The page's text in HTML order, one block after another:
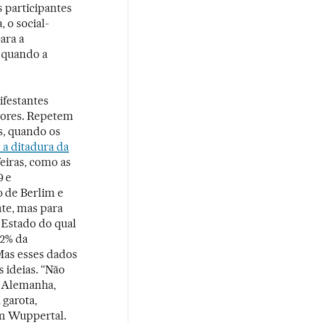
participantes
o social-
a
a
Repetem
quando os
a ditadura da
como as
e
de Berlim e
mas para
do qual
da
esses dados
ideias. “Não
Wuppertal.